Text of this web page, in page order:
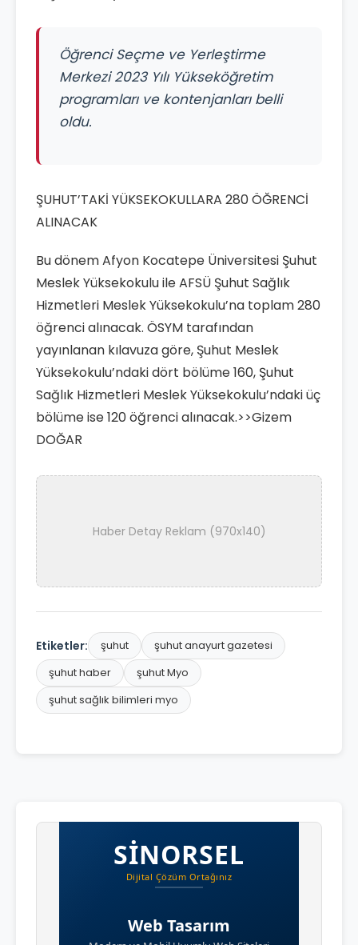
Öğrenci Seçme ve Yerleştirme
Merkezi 2023 Yılı Yükseköğretim
programları ve kontenjanları belli
oldu.
ŞUHUT’TAKİ YÜKSEKOKULLARA 280 ÖĞRENCİ
ALINACAK
Bu dönem Afyon Kocatepe Üniversitesi Şuhut
Meslek Yüksekokulu ile AFSÜ Şuhut Sağlık
Hizmetleri Meslek Yüksekokulu’na toplam 280
öğrenci alınacak. ÖSYM tarafından
yayınlanan kılavuza göre, Şuhut Meslek
Yüksekokulu’ndaki dört bölüme 160, Şuhut
Sağlık Hizmetleri Meslek Yüksekokulu’ndaki üç
bölüme ise 120 öğrenci alınacak.>>Gizem
DOĞAR
Haber Detay Reklam (970x140)
Etiketler: şuhut
şuhut anayurt gazetesi
şuhut haber
şuhut Myo
şuhut sağlık bilimleri myo